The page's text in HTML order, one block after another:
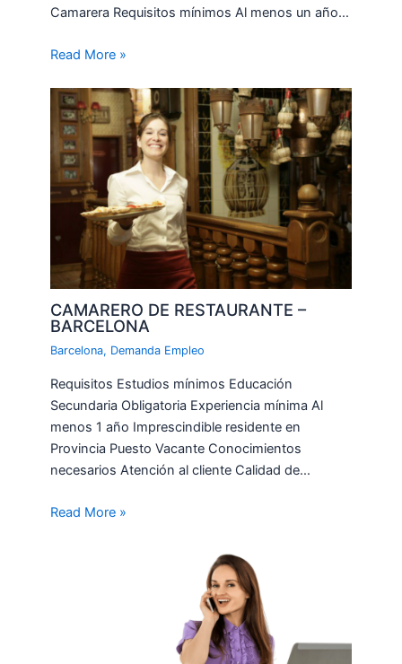
Camarera Requisitos mínimos Al menos un año…
Read More »
CAMARERO DE RESTAURANTE –
BARCELONA
Barcelona, Demanda Empleo
Requisitos Estudios mínimos Educación
Secundaria Obligatoria Experiencia mínima Al
menos 1 año Imprescindible residente en
Provincia Puesto Vacante Conocimientos
necesarios Atención al cliente Calidad de…
Read More »